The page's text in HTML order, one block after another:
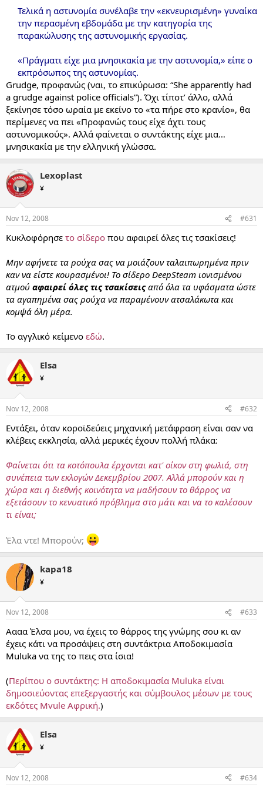
Τελικά η αστυνομία συνέλαβε την «εκνευρισμένη» γυναίκα
την περασμένη εβδομάδα με την κατηγορία της
παρακώλυσης της αστυνομικής εργασίας.
«Πράγματι είχε μια μνησικακία με την αστυνομία,» είπε ο
εκπρόσωπος της αστυνομίας.​
Grudge, προφανώς (ναι, το επικύρωσα: “She apparently had
a grudge against police officials”). Όχι τίποτ’ άλλο, αλλά
ξεκίνησε τόσο ωραία με εκείνο το «τα πήρε στο κρανίο», θα
περίμενες να πει «Προφανώς τους είχε άχτι τους
αστυνομικούς». Αλλά φαίνεται ο συντάκτης είχε μια…
μνησικακία με την ελληνική γλώσσα.
Lexoplast
¥
Nov 12, 2008 #631
Κυκλοφόρησε το σίδερο που αφαιρεί όλες τις τσακίσεις!
Μην αφήνετε τα ρούχα σας να μοιάζουν ταλαιπωρημένα πριν
καν να είστε κουρασμένοι! Το σίδερο DeepSteam ιονισμένου
ατμού αφαιρεί όλες τις τσακίσειςαπό όλα τα υφάσματα ώστε
τα αγαπημένα σας ρούχα να παραμένουν ατσαλάκωτα και
κομψά όλη μέρα.
To αγγλικό κείμενο εδώ.
Elsa
¥
Nov 12, 2008 #632
Εντάξει, όταν κοροϊδεύεις μηχανική μετάφραση είναι σαν να
κλέβεις εκκλησία, αλλά μερικές έχουν πολλή πλάκα:
Φαίνεται ότι τα κοτόπουλα έρχονται κατ' οίκον στη φωλιά, στη
συνέπεια των εκλογών Δεκεμβρίου 2007. Αλλά μπορούν και η
χώρα και η διεθνής κοινότητα να μαδήσουν το θάρρος να
εξετάσουν το κενυατικό πρόβλημα στο μάτι και να το καλέσουν
τι είναι;
Έλα ντε! Μπορούν;
kapa18
¥
Nov 12, 2008 #633
Αααα Έλσα μου, να έχεις το θάρρος της γνώμης σου κι αν
έχεις κάτι να προσάψεις στη συντάκτρια Αποδοκιμασία
Muluka να της το πεις στα ίσια!
(Περίπου ο συντάκτης: Η αποδοκιμασία Muluka είναι
δημοσιεύοντας επεξεργαστής και σύμβουλος μέσων με τους
εκδότες Mvule Αφρική.)
Elsa
¥
Nov 12, 2008 #634